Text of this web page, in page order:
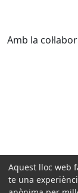
Amb la
Aquest lloc web
te una